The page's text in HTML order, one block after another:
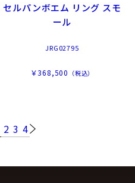
セルパンボエム リング スモ
ール
JRG02795
￥368,500 （税込）
2 3 4